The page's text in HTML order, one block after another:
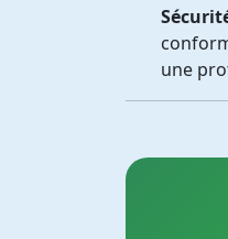
une